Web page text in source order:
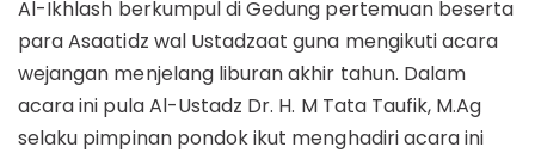
Al-Ikhlash berkumpul di Gedung pertemuan beserta
para Asaatidz wal Ustadzaat guna mengikuti acara
wejangan menjelang liburan akhir tahun. Dalam
acara ini pula Al-Ustadz Dr. H. M Tata Taufik, M.Ag
selaku pimpinan pondok ikut menghadiri acara ini